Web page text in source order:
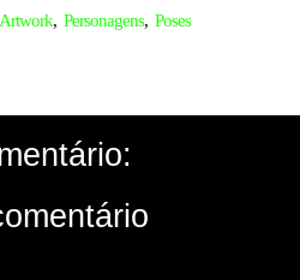
Artwork, Personagens, Poses